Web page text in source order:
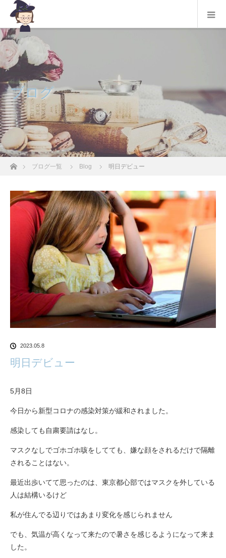
ブログ
ホームブログ一覧 Blog 明日デビュー
2023.05.8
明日デビュー
5月8日
今日から新型コロナの感染対策が緩和されました。
感染しても自粛要請はなし。
マスクなしでゴホゴホ咳をしてても、嫌な顔をされるだけで隔離
されることはない。
最近出歩いてて思ったのは、東京都心部ではマスクを外している
人は結構いるけど
私が住んでる辺りではあまり変化を感じられません
でも、気温が高くなって来たので暑さを感じるようになって来ま
した。